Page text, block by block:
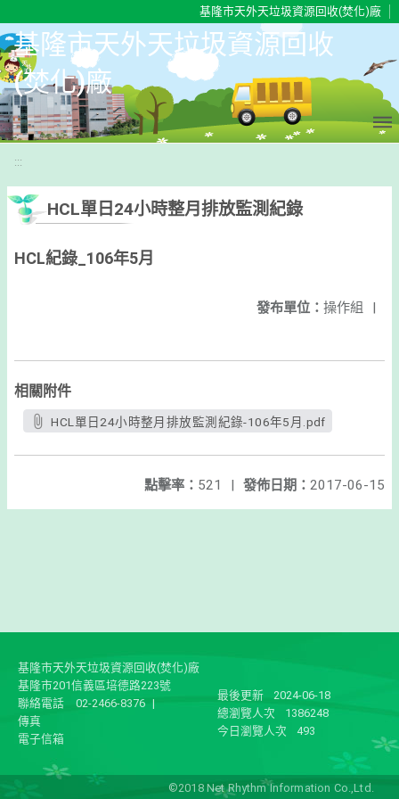
基隆市天外天垃圾資源回收(焚化)廠
基隆市天外天垃圾資源回收
(焚化)廠
:::
HCL單日24小時整月排放監測紀錄
HCL紀錄_106年5月
發布單位： 操作組 |
相關附件
HCL單日24小時整月排放監測紀錄-106年5月.pdf
發佈日期： 2017-06-15
點擊率： 521 |
基隆市天外天垃圾資源回收(焚化)廠
基隆市201信義區培德路223號
聯絡電話
02-2466-8376 |
傳真
電子信箱
最後更新
2024-06-18
總瀏覽人次
1386248
今日瀏覽人次
493
©2018 Net Rhythm Information Co.,Ltd.